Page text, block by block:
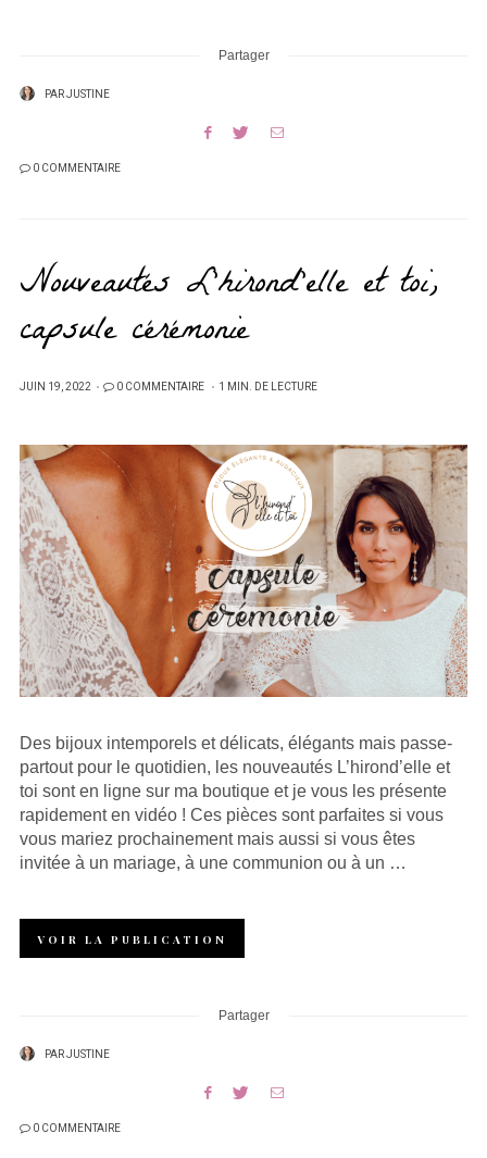
Partager
PARJUSTINE
0 COMMENTAIRE
Nouveautés L’hirond’elle et toi,
capsule cérémonie
PUBLIÉ
JUIN 19, 2022 0 COMMENTAIRE 1 MIN. DE LECTURE
Des bijoux intemporels et délicats, élégants mais passe-
partout pour le quotidien, les nouveautés L’hirond’elle et
toi sont en ligne sur ma boutique et je vous les présente
rapidement en vidéo ! Ces pièces sont parfaites si vous
vous mariez prochainement mais aussi si vous êtes
invitée à un mariage, à une communion ou à un …
VOIR LA PUBLICATION
Partager
PARJUSTINE
0 COMMENTAIRE